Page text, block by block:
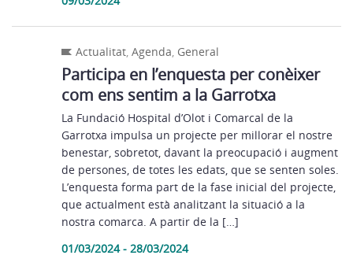
Actualitat,Agenda, General
Participa en l’enquesta per conèixer
com ens sentim a la Garrotxa
La Fundació Hospital d’Olot i Comarcal de la
Garrotxa impulsa un projecte per millorar el nostre
benestar, sobretot, davant la preocupació i augment
de persones, de totes les edats, que se senten soles.
L’enquesta forma part de la fase inicial del projecte,
que actualment està analitzant la situació a la
nostra comarca. A partir de la […]
01/03/2024 - 28/03/2024